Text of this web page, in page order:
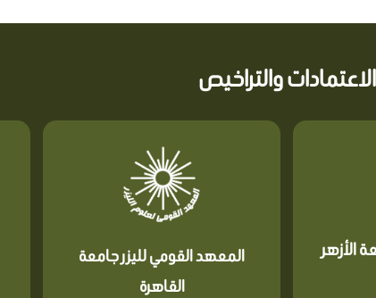
الاعتمادات والتراخيص
الأزهر
المعهد القومي لليزر جامعة
القاهرة